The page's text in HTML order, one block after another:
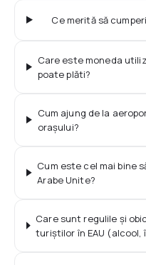
Ce merită să
Care este moneda
poate plăti?
Cum ajung de la
orașului?
Cum este cel mai bine
Arabe Unite?
Care sunt regulile și
turiștilor în EAU (alcool,